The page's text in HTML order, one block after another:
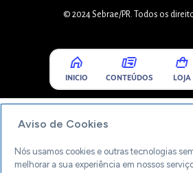
© 2024 Sebrae/PR. Todos os
INICIO CONTEÚDOS LOJA
Aviso de Cookies
Nós usamos cookies e outras tecnologias
melhorar a sua experiência em nossos